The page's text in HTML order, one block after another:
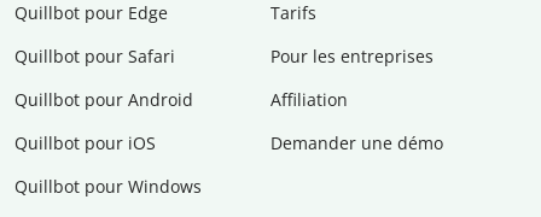
Quillbot pour Edge
Quillbot pour Safari
Quillbot pour Android
Quillbot pour iOS
Quillbot pour Windows
Tarifs
Pour les entreprises
Affiliation
Demander une démo